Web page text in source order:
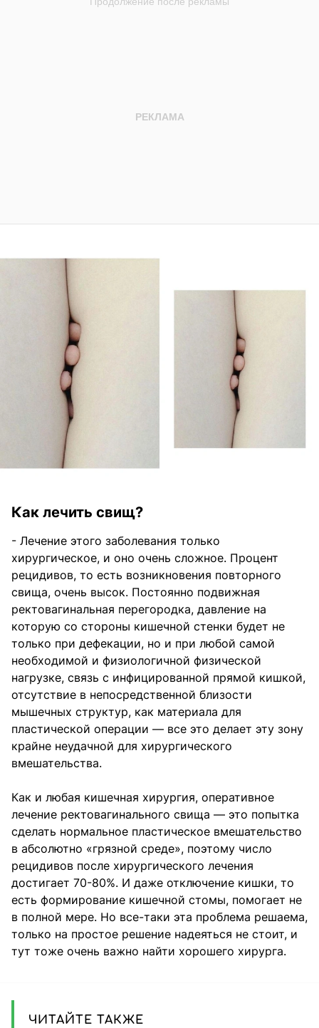
Как лечить свищ?
- Лечение этого заболевания только
хирургическое, и оно очень сложное. Процент
рецидивов, то есть возникновения повторного
свища, очень высок. Постоянно подвижная
ректовагинальная перегородка, давление на
которую со стороны кишечной стенки будет не
только при дефекации, но и при любой самой
необходимой и физиологичной физической
нагрузке, связь с инфицированной прямой кишкой,
отсутствие в непосредственной близости
мышечных структур, как материала для
пластической операции — все это делает эту зону
крайне неудачной для хирургического
вмешательства.
Как и любая кишечная хирургия, оперативное
лечение ректовагинального свища — это попытка
сделать нормальное пластическое вмешательство
в абсолютно «грязной среде», поэтому число
рецидивов после хирургического лечения
достигает 70-80%. И даже отключение кишки, то
есть формирование кишечной стомы, помогает не
в полной мере. Но все-таки эта проблема решаема,
только на простое решение надеяться не стоит, и
тут тоже очень важно найти хорошего хирурга.
ЧИТАЙТЕ ТАКЖЕ